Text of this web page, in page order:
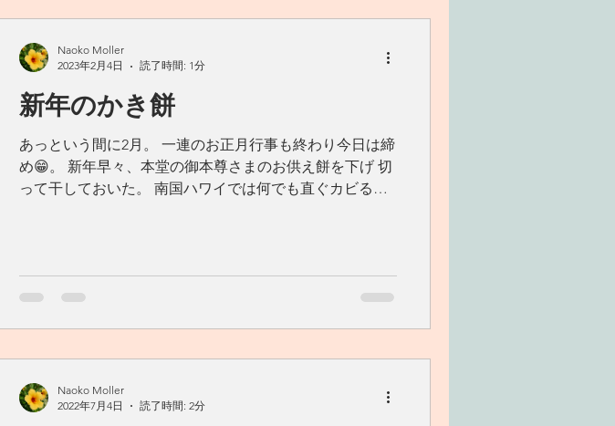
カフェ Living Ohana Hawaii
生活の工夫 発酵食品
新年のかき餅
あっという間に2月。 一連のお正月行事も終わり今日は締
め😁。 新年早々、本堂の御本尊さまのお供え餅を下げ 切
って干しておいた。 南国ハワイでは何でも直ぐカビるの
Naoko Moller
2023年2月4日
読了時間: 1分
Naoko Moller
2022年7月4日
読了時間: 2分